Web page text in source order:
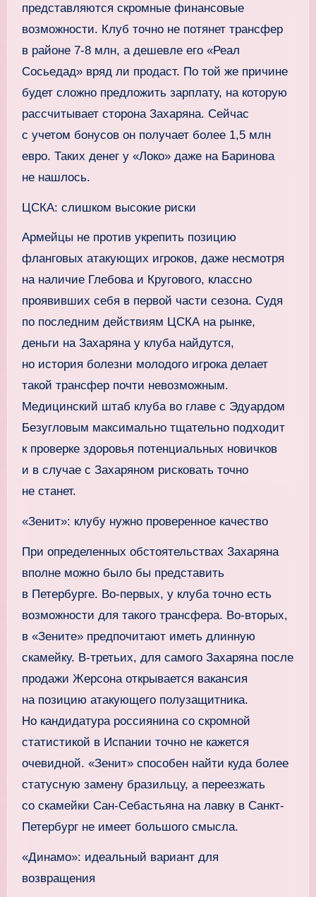
представляются скромные финансовые
возможности. Клуб точно не потянет трансфер
в районе 7-8 млн, а дешевле его «Реал
Сосьедад» вряд ли продаст. По той же причине
будет сложно предложить зарплату, на которую
рассчитывает сторона Захаряна. Сейчас
с учетом бонусов он получает более 1,5 млн
евро. Таких денег у «Локо» даже на Баринова
не нашлось.
ЦСКА: слишком высокие риски
Армейцы не против укрепить позицию
фланговых атакующих игроков, даже несмотря
на наличие Глебова и Кругового, классно
проявивших себя в первой части сезона. Судя
по последним действиям ЦСКА на рынке,
деньги на Захаряна у клуба найдутся,
но история болезни молодого игрока делает
такой трансфер почти невозможным.
Медицинский штаб клуба во главе с Эдуардом
Безугловым максимально тщательно подходит
к проверке здоровья потенциальных новичков
и в случае с Захаряном рисковать точно
не станет.
«Зенит»: клубу нужно проверенное качество
При определенных обстоятельствах Захаряна
вполне можно было бы представить
в Петербурге. Во-первых, у клуба точно есть
возможности для такого трансфера. Во-вторых,
в «Зените» предпочитают иметь длинную
скамейку. В-третьих, для самого Захаряна после
продажи Жерсона открывается вакансия
на позицию атакующего полузащитника.
Но кандидатура россиянина со скромной
статистикой в Испании точно не кажется
очевидной. «Зенит» способен найти куда более
статусную замену бразильцу, а переезжать
со скамейки Сан-Себастьяна на лавку в Санкт-
Петербург не имеет большого смысла.
«Динамо»: идеальный вариант для
возвращения